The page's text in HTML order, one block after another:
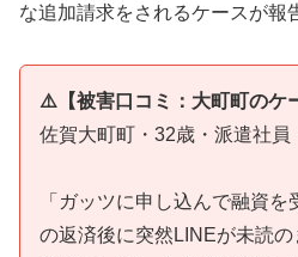
な追加請求をされるケースが報
⚠️【被害口コミ：大町町のケ
佐賀大町町・32歳・派遣社員
「ガッツに申し込んで融資
の返済後に突然LINEが未読